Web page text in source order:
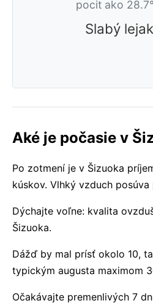
pocit ako
Slabý lejak
Aké je počasie v
Po zotmení je v Šizuoka
kúskov. Vlhký vzduch
Dýchajte voľne: kvalita
Šizuoka.
Dážď by mal prísť okolo 10,
typickým augusta maximom
Očakávajte premenlivých 7